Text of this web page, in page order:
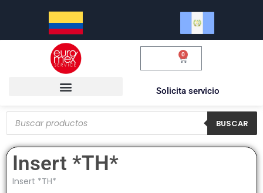
0
Solicita servicio
BUSCAR
Insert *TH*
Insert *TH*